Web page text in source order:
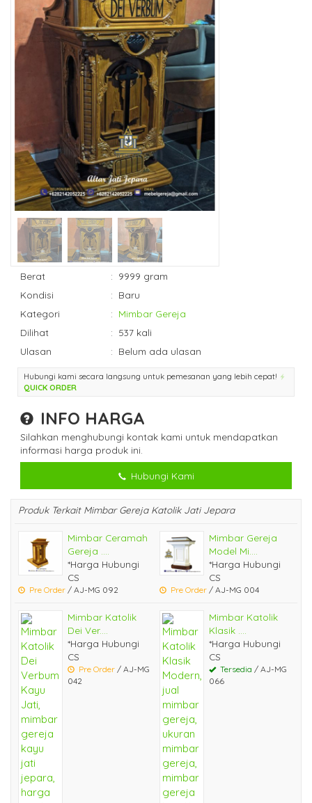
Berat : 9999 gram
Kondisi
: Baru
Kategori
: Mimbar Gereja
Dilihat
: 537 kali
Ulasan
: Belum ada ulasan
Hubungi kami secara langsung untuk pemesanan yang lebih cepat!
QUICK ORDER
INFO HARGA
Silahkan menghubungi kontak kami untuk mendapatkan
informasi harga produk ini.
Hubungi Kami
Produk Terkait Mimbar Gereja Katolik Jati Jepara
Mimbar Ceramah
Gereja ....
*Harga Hubungi
CS
Pre Order / AJ-MG 092
Mimbar Gereja
Model Mi....
*Harga Hubungi
CS
Pre Order / AJ-MG 004
Mimbar Katolik
Dei Ver....
*Harga Hubungi
CS
Pre Order / AJ-MG
042
Mimbar Katolik
Klasik ....
*Harga Hubungi
CS
Tersedia / AJ-MG
066